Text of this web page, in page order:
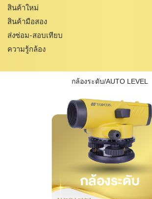
สินค้าใหม่
สินค้ามือสอง
ส่งซ่อม-สอบเทียบ
ความรู้กล้อง
กล้องระดับ/AUTO LEVEL